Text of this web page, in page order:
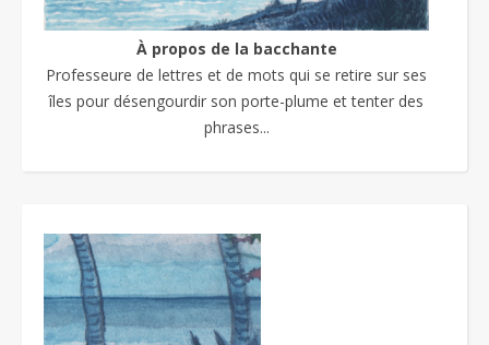
À propos de la bacchante
Professeure de lettres et de mots qui se retire sur ses
îles pour désengourdir son porte-plume et tenter des
phrases...